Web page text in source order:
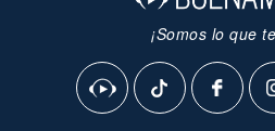
¡Somos lo que